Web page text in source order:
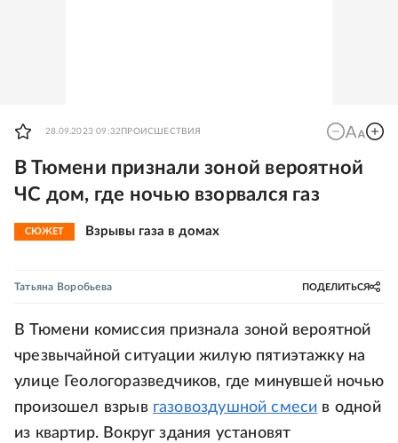
28.09.2023 09:32 ПРОИСШЕСТВИЯ
В Тюмени признали зоной вероятной
ЧС дом, где ночью взорвался газ
СЮЖЕТ Взрывы газа в домах
Татьяна Воробьева ПОДЕЛИТЬСЯ
В Тюмени комиссия признала зоной вероятной
чрезвычайной ситуации жилую пятиэтажку на
улице Геологоразведчиков, где минувшей ночью
произошел взрыв газовоздушной смеси в одной
из квартир. Вокруг здания установят